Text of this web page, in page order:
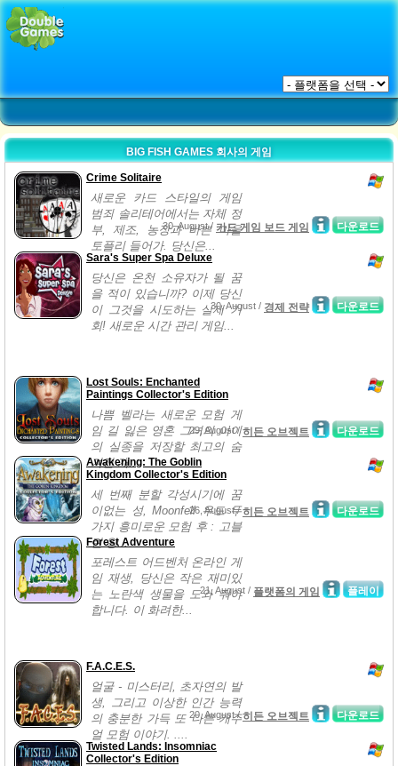
BIG FISH GAMES 회사의 게임
Crime Solitaire
새로운 카드 스타일의 게임
범죄 솔리테어에서는 자체 정
부, 제조, 농장과 바쁜 마을
토플리 들어가. 당신은...
다운로드
30, August / 카드 게임 보드 게임
Sara's Super Spa Deluxe
당신은 온천 소유자가 될 꿈
을 적이 있습니까? 이제 당신
이 그것을 시도하는 실제 기
회! 새로운 시간 관리 게임...
다운로드
30, August / 경제 전략
Lost Souls: Enchanted
Paintings Collector's Edition
나쁨 벨라는 새로운 모험 게
임 길 잃은 영혼 그녀의 아이
의 실종을 저장할 최고의 숨
겨진 개...
다운로드
29, August /히든 오브젝트
Awakening: The Goblin
Kingdom Collector's Edition
세 번째 분할 각성시기에 꿈
이없는 성, Moonfell 우드 두
가지 흥미로운 모험 후 : 고블
린 왕...
다운로드
26, August /히든 오브젝트
Forest Adventure
포레스트 어드벤처 온라인 게
임 재생, 당신은 작은 재미있
는 노란색 생물을 도와 줘야
합니다. 이 화려한...
플레이
21, August / 플랫폼의 게임
F.A.C.E.S.
얼굴 - 미스터리, 초자연의 발
생, 그리고 이상한 인간 능력
의 충분한 가득 또 다른 캐주
얼 모험 이야기. ....
다운로드
20, August /히든 오브젝트
Twisted Lands: Insomniac
Collector's Edition